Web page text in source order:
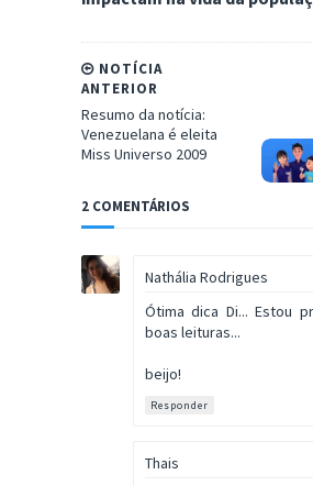
NOTÍCIA
ANTERIOR
Resumo da notícia:
Venezuelana é eleita
Miss Universo 2009
2 COMENTÁRIOS
Nathália Rodrigues
Ótima dica Di... Estou
boas leituras...
beijo!
Responder
Thais